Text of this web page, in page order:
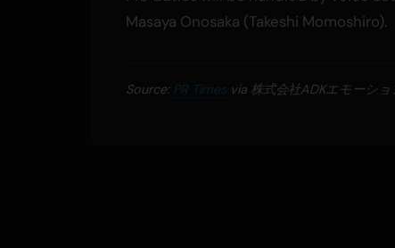
Masaya Onosaka (Takeshi Momoshiro).
Source: PR Times via 株式会社ADKエモーシ